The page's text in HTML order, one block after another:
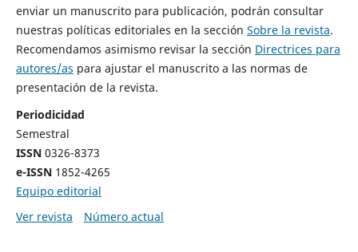
enviar un manuscrito para publicación, podrán consultar
nuestras políticas editoriales en la sección Sobre la revista.
Recomendamos asimismo revisar la sección Directrices para
autores/as para ajustar el manuscrito a las normas de
presentación de la revista.
Periodicidad
Semestral
ISSN0326-8373
e-ISSN1852-4265
Equipo editorial
Ver revista
Número actual